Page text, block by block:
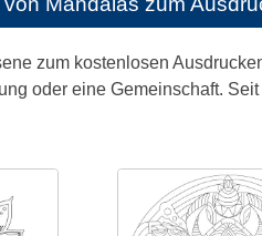
zum kostenlosen
oder eine Gemeinschaft.